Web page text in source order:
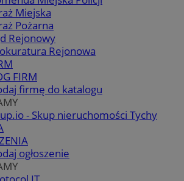
Miejska
Pożarna
Rejonowy
Rejonowa
FIRM
firmę do katalogu
- Skup nieruchomości Tychy
ogłoszenie